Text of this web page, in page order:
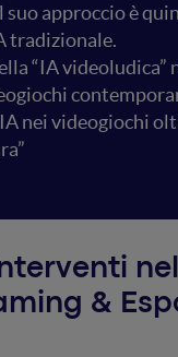
approccio è
tradizionale.
“IA videoludica”
videogiochi
&